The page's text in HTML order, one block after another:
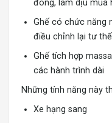
đông, làm dịu mùa
Ghế có chức năng
điều chỉnh lại tư
Ghế tích hợp
các hành trình dài
Những tính năng này
Xe hạng sang